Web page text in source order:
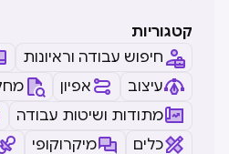
קטגוריות
חיפוש עבודה וראיונות
עיצוב
אפיון
מתודות ושיטות עבודה
כלים
מיקרוקופי